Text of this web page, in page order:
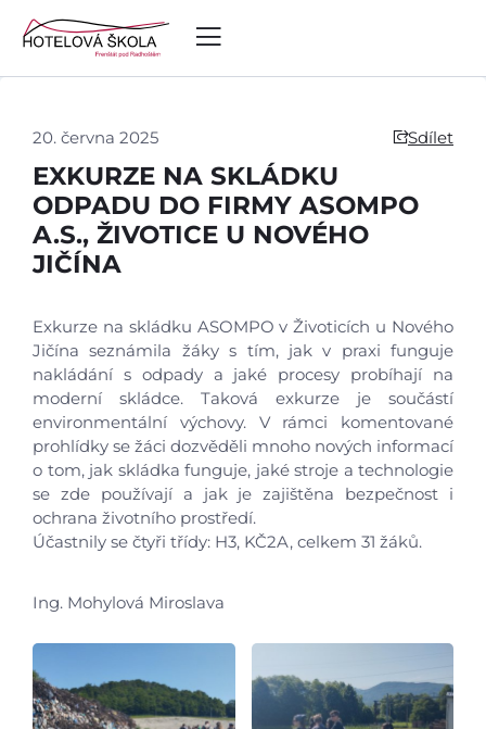
Úvod
Aktuálně
Projekty
20. června 2025 Sdílet
EXKURZE NA SKLÁDKU
ODPADU DO FIRMY ASOMPO
A.S., ŽIVOTICE U NOVÉHO
JIČÍNA
Exkurze na skládku ASOMPO v Životicích u Nového
Jičína seznámila žáky s tím, jak v praxi funguje
nakládání s odpady a jaké procesy probíhají na
moderní skládce. Taková exkurze je součástí
environmentální výchovy. V rámci komentované
prohlídky se žáci dozvěděli mnoho nových informací
o tom, jak skládka funguje, jaké stroje a technologie
se zde používají a jak je zajištěna bezpečnost i
ochrana životního prostředí.
Účastnily se čtyři třídy: H3, KČ2A, celkem 31 žáků.
Ing. Mohylová Miroslava